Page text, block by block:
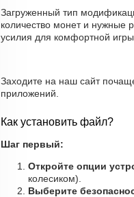
Загруженный тип
количество монет и нужные
усилия для комфортной
Заходите на наш сайт
приложений.
Как установить файл?
Шаг первый:
Откройте опции
колесиком).
Выберите